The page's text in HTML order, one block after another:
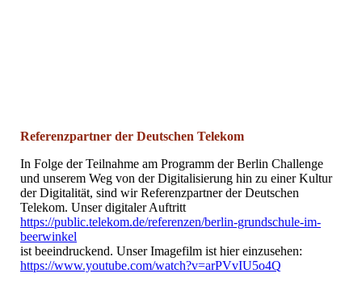
Referenzpartner der Deutschen Telekom
In Folge der Teilnahme am Programm der Berlin Challenge
und unserem Weg von der Digitalisierung hin zu einer Kultur
der Digitalität, sind wir Referenzpartner der Deutschen
Telekom. Unser digitaler Auftritt
https://public.telekom.de/referenzen/berlin-grundschule-im-
beerwinkel
ist beeindruckend. Unser Imagefilm ist hier einzusehen:
https://www.youtube.com/watch?v=arPVvIU5o4Q